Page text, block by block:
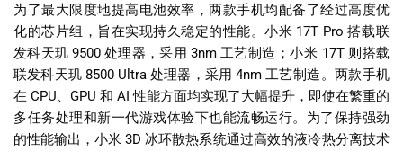
为了最大限度地提高电池效率，两款手机均配备了经过高度优
化的芯片组，旨在实现持久稳定的性能。小米 17T Pro 搭载联
发科天玑 9500 处理器，采用 3nm 工艺制造；小米 17T 则搭载
联发科天玑 8500 Ultra 处理器，采用 4nm 工艺制造。两款手机
在 CPU、 GPU 和 AI性能方面均实现了大幅提升，即使在繁重的
多任务处理和新一代游戏体验下也能流畅运行。为了保持强劲
的性能输出，小米 3D 冰环散热系统通过高效的液冷热分离技术